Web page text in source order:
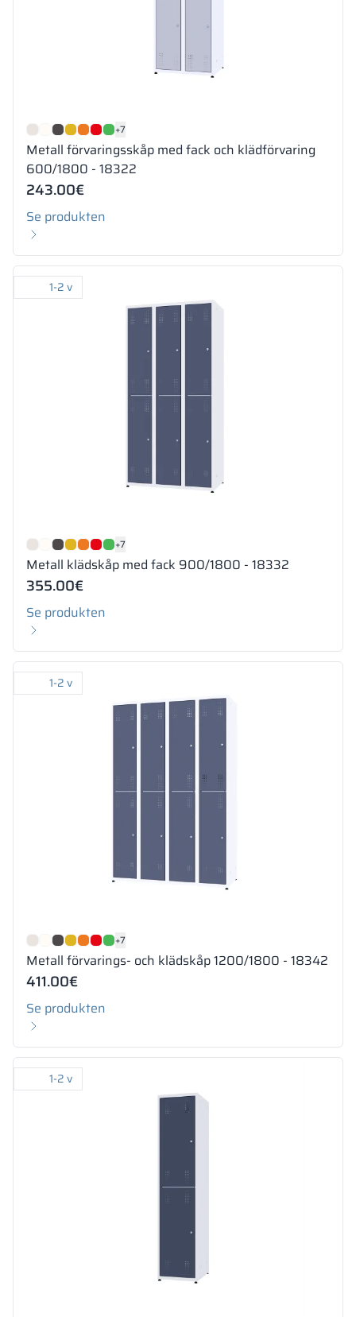
+7
Metall förvaringsskåp med fack och klädförvaring
600/1800 - 18322
243.00€
Se produkten
1-2 v
+7
Metall klädskåp med fack 900/1800 - 18332
355.00€
Se produkten
1-2 v
+7
Metall förvarings- och klädskåp 1200/1800 - 18342
411.00€
Se produkten
1-2 v